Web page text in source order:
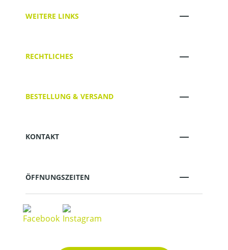
WEITERE LINKS
RECHTLICHES
BESTELLUNG & VERSAND
KONTAKT
ÖFFNUNGSZEITEN